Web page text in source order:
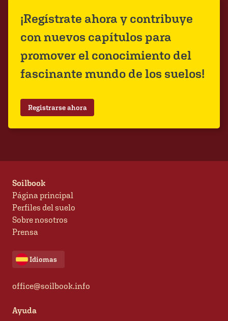
¡Regístrate ahora y contribuye
con nuevos capítulos para
promover el conocimiento del
fascinante mundo de los suelos!
Registrarse ahora
Soilbook
Página principal
Perfiles del suelo
Sobre nosotros
Prensa
Idiomas
office@soilbook.info
Ayuda